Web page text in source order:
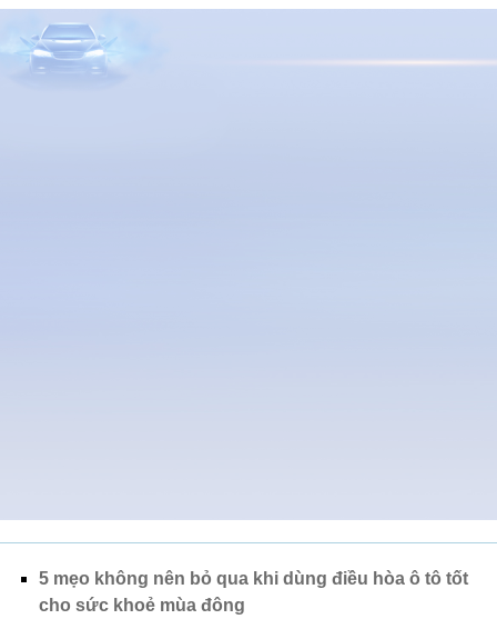
5 mẹo không nên bỏ qua khi dùng điều hòa ô tô tốt
cho sức khoẻ mùa đông